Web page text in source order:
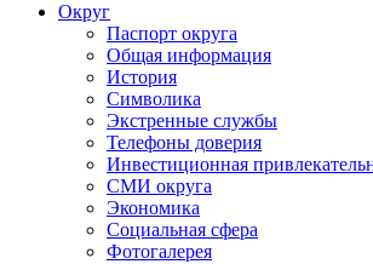
Округ
Паспорт округа
Общая информация
История
Символика
Экстренные службы
Телефоны доверия
Инвестиционная
СМИ округа
Экономика
Социальная сфера
Фотогалерея